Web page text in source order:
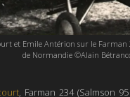
et Emile Antérion sur le Farman
de Normandie ©Alain
, Farman 234 (Salmson